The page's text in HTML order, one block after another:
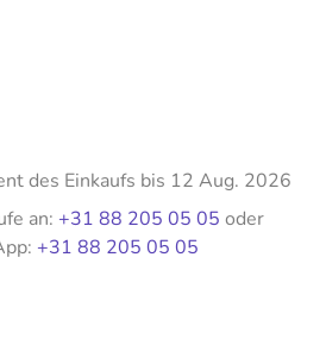
des Einkaufs bis 12 Aug. 2026
an: +31 88 205 05 05 oder
+31 88 205 05 05